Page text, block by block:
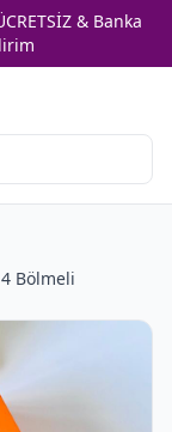
& Banka
Bölmeli